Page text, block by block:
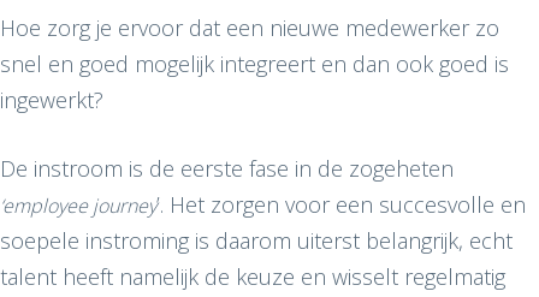
Hoe zorg je ervoor dat een nieuwe medewerker zo
snel en goed mogelijk integreert en dan ook goed is
ingewerkt?
De instroom is de eerste fase in de zogeheten
‘employee journey’. Het zorgen voor een succesvolle en
soepele instroming is daarom uiterst belangrijk, echt
talent heeft namelijk de keuze en wisselt regelmatig